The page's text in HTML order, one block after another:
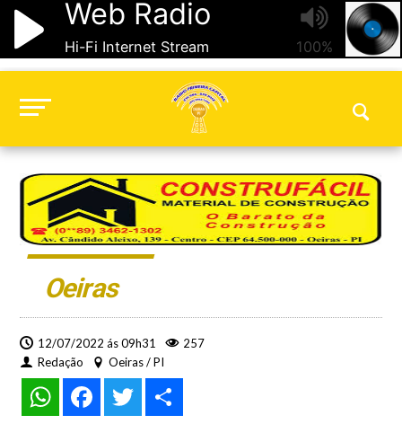
Oeiras
12/07/2022 ás 09h31
257
Redação
Oeiras / PI
WhatsAppFacebookTwitter